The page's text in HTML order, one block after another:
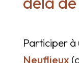
Participer à
Neuflieux